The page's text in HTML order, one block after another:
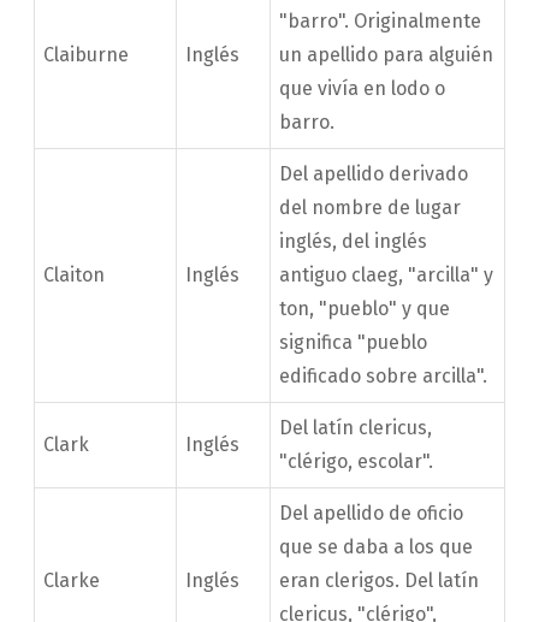
Claiburne Inglés
"barro". Originalmente
un apellido para alguién
que vivía en lodo o
barro.
Claiton Inglés
Del apellido derivado
del nombre de lugar
inglés, del inglés
antiguo claeg, "arcilla" y
ton, "pueblo" y que
significa "pueblo
edificado sobre arcilla".
Clark Inglés
Del latín clericus,
"clérigo, escolar".
Clarke Inglés
Del apellido de oficio
que se daba a los que
eran clerigos. Del latín
clericus, "clérigo",